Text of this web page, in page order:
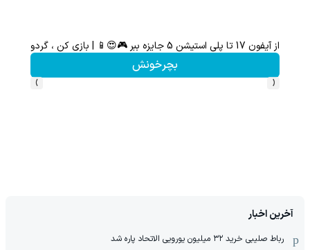
با خرید اول از گریم 200 سوت هدیه بگیر
کلیک کن!
‹
›
آخرین اخبار
رباط صلیبی خرید ۳۲ میلیون یورویی الاتحاد پاره شد